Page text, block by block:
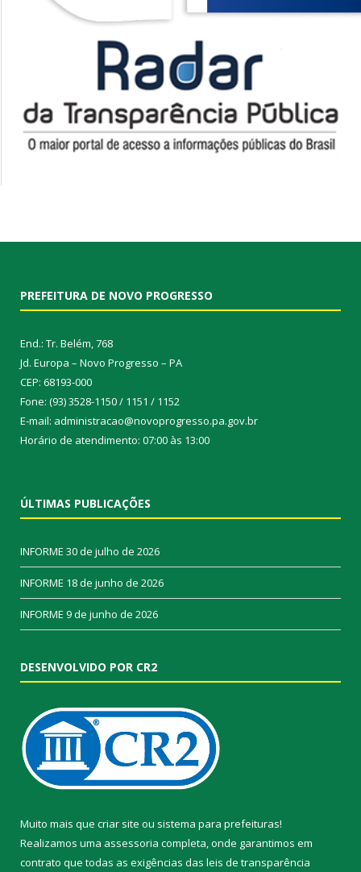
PREFEITURA DE NOVO PROGRESSO
End.: Tr. Belém, 768
Jd. Europa – Novo Progresso – PA
CEP: 68193-000
Fone: (93) 3528-1150 / 1151 / 1152
E-mail: administracao@novoprogresso.pa.gov.br
Horário de atendimento: 07:00 às 13:00
ÚLTIMAS PUBLICAÇÕES
INFORME 30 de julho de 2026
INFORME 18 de junho de 2026
INFORME 9 de junho de 2026
DESENVOLVIDO POR CR2
Muito mais que criar site ou sistema para prefeituras!
Realizamos uma assessoria completa, onde garantimos em
contrato que todas as exigências das leis de transparência